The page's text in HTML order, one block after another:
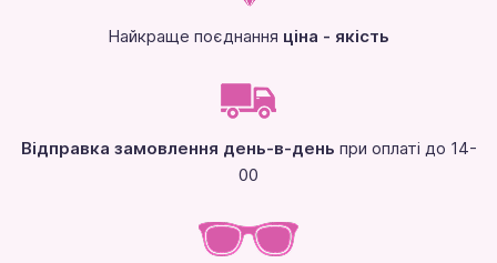
Найкраще поєднання ціна - якість
Відправка замовлення день-в-день при оплаті до 14-
00